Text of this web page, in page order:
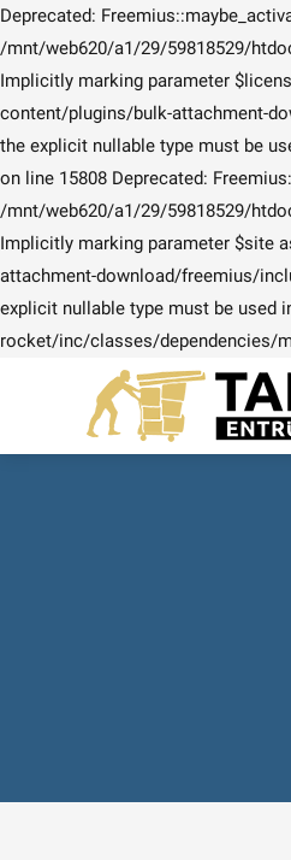
Deprecated:
/mnt/web620/a1/29/59818529/
Implicitly marking parameter
content/plugins/bulk-attachment-
the explicit nullable type must be
on line 15808 Deprecated:
/mnt/web620/a1/29/59818529/
Implicitly marking parameter $site
attachment-download/freemius/
explicit nullable type must be used
rocket/inc/classes/dependencies/